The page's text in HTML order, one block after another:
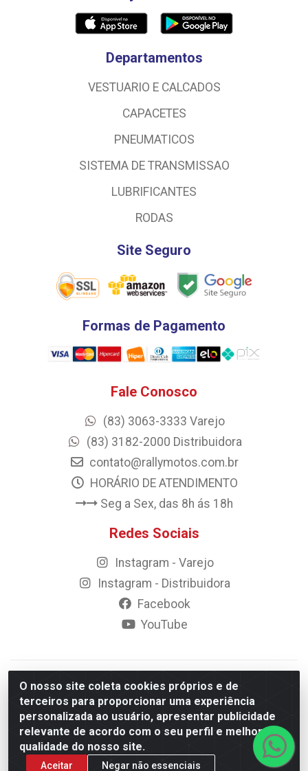
O nosso site coleta cookies próprios e de
terceiros para proporcionar uma experiência
personalizada ao usuário, apresentar publicidade
relevante de acordo com o seu perfil e melhorar a
qualidade do nosso site.
Aceitar Negar não essenciais
Departamentos
VESTUARIO E CALCADOS
CAPACETES
PNEUMATICOS
SISTEMA DE TRANSMISSAO
LUBRIFICANTES
RODAS
Site Seguro
Formas de Pagamento
Fale Conosco
(83) 3063-3333 Varejo
(83) 3182-2000 Distribuidora
contato@rallymotos.com.br
HORÁRIO DE ATENDIMENTO
Seg a Sex, das 8h ás 18h
Redes Sociais
Instagram - Varejo
Instagram - Distribuidora
Facebook
YouTube
© 2023 Rally Motos - todos os direitos reservados.
Razão Social: Rally motos distribuidora, importadora e
transportadora de peças LTDA - CNPJ 09.262.859/0001-43 -
Rua Vigário Calixto 2900 - Catolé, Campina Grande/PB